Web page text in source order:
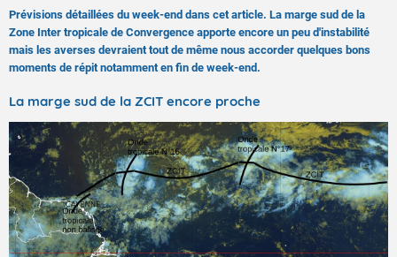
Prévisions détaillées du week-end dans cet article. La marge sud de la
Zone Inter tropicale de Convergence apporte encore un peu d'instabilité
mais les averses devraient tout de même nous accorder quelques bons
moments de répit notamment en fin de week-end.
La marge sud de la ZCIT encore proche